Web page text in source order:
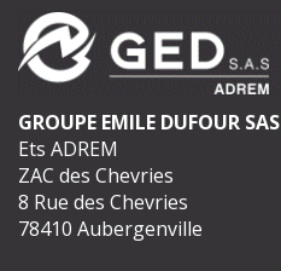
GROUPE EMILE DUFOUR SAS
Ets ADREM
ZAC des Chevries
8 Rue des Chevries
78410 Aubergenville